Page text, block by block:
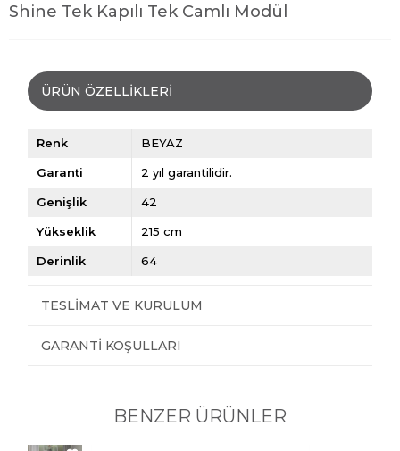
Shine Tek Kapılı Tek Camlı Modül
ÜRÜN ÖZELLIKLERI
Renk BEYAZ
Garanti 2 yıl garantilidir.
Genişlik 42
Yükseklik 215 cm
Derinlik 64
TESLIMAT VE KURULUM
GARANTI KOŞULLARI
BENZER ÜRÜNLER